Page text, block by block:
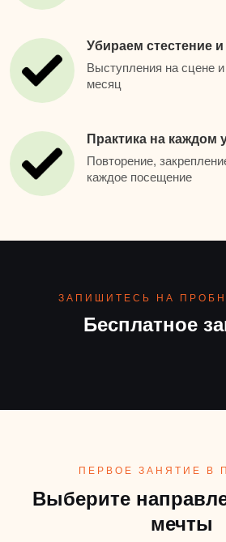
Убираем стестение
Выступления на сцене
месяц
Практика на каждом
Повторение,
каждое посещение
Бесплатное
ЗАПИШИТЕСЬ НА
ПЕРВОЕ ЗАНЯТИЕ В
Выберите
мечты